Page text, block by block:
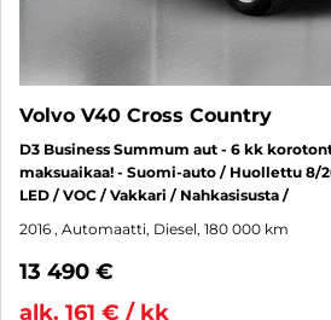
Volvo V40 Cross Country
D3 Business Summum aut - 6 kk
maksuaikaa! - Suomi-auto / Huollettu 8/
LED / VOC / Vakkari / Nahkasisusta /
2016 , Automaatti, Diesel, 180 000 km
13 490 €
alk. 161 € / kk